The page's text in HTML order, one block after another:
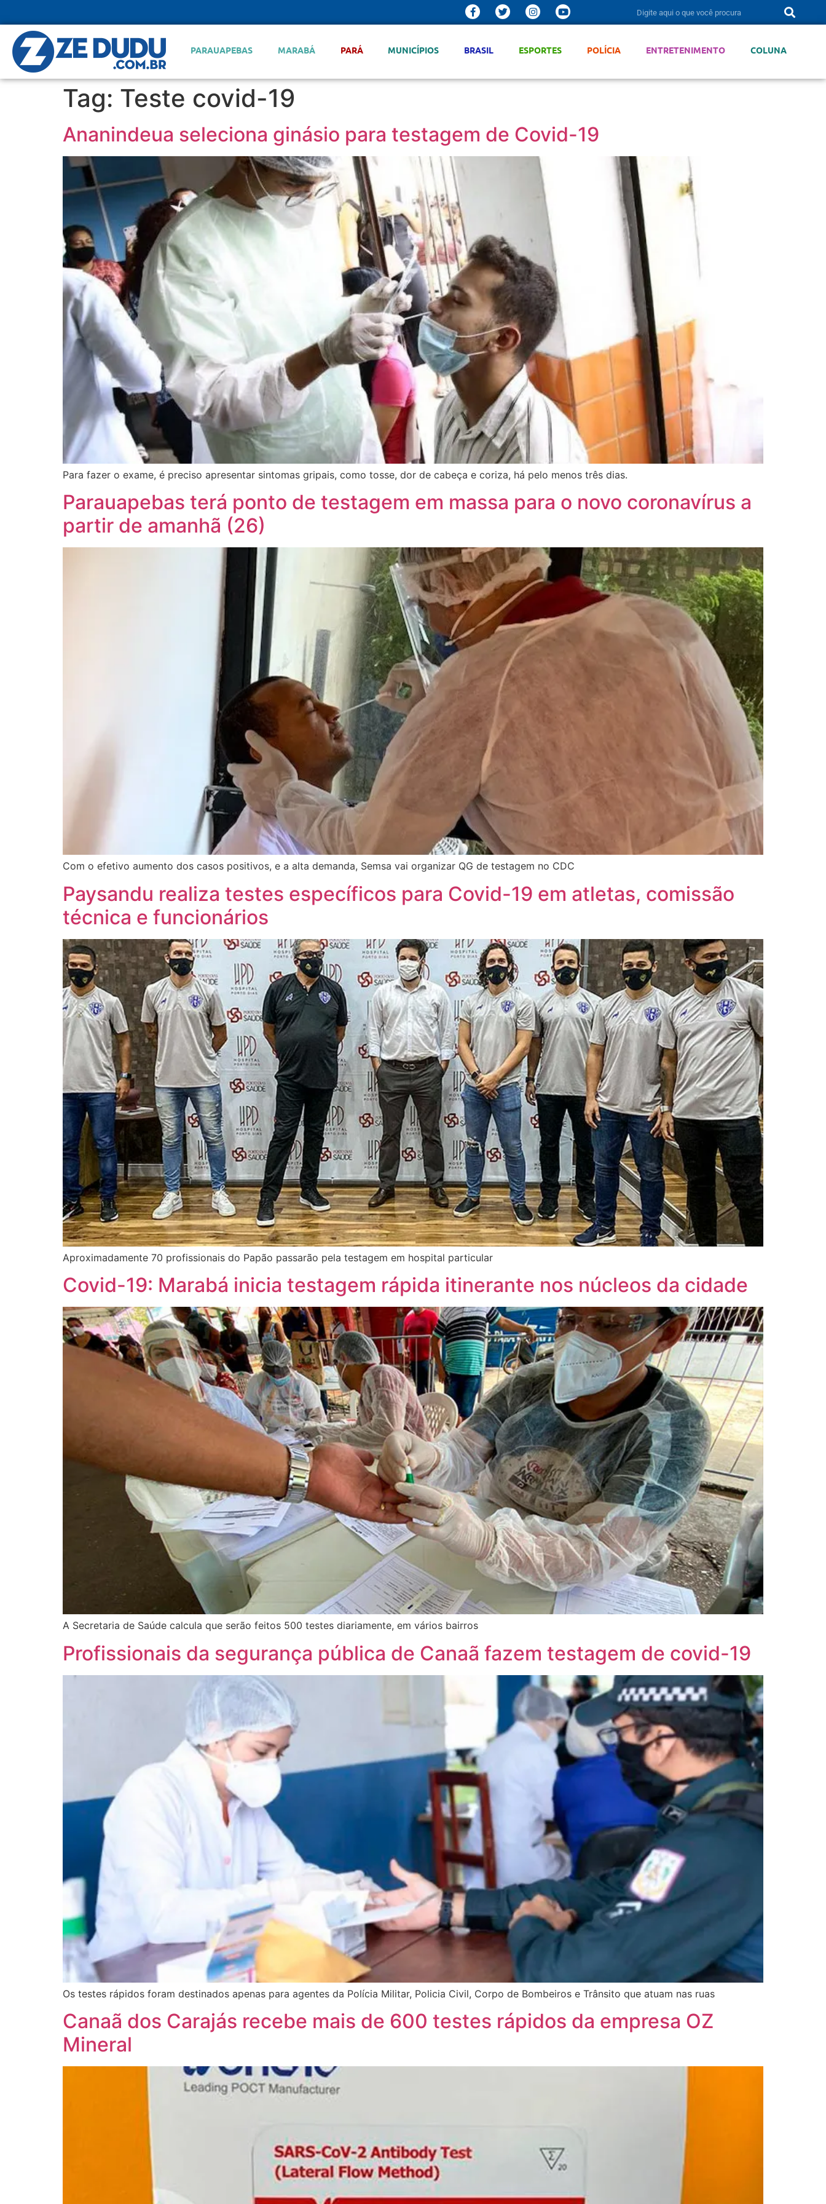
PARAUAPEBAS MARABÁ PARÁ MUNICÍPIOS BRASIL ESPORTES POLÍCIA ENTRETENIMENTO COLUNA
Tag: Teste covid-19
Ananindeua seleciona ginásio para testagem de Covid-19
Para fazer o exame, é preciso apresentar sintomas gripais, como tosse, dor de cabeça e coriza, há pelo menos três dias.
Parauapebas terá ponto de testagem em massa para o novo coronavírus a
partir de amanhã (26)
Com o efetivo aumento dos casos positivos, e a alta demanda, Semsa vai organizar QG de testagem no CDC
Paysandu realiza testes específicos para Covid-19 em atletas, comissão
técnica e funcionários
Aproximadamente 70 profissionais do Papão passarão pela testagem em hospital particular
Covid-19: Marabá inicia testagem rápida itinerante nos núcleos da cidade
A Secretaria de Saúde calcula que serão feitos 500 testes diariamente, em vários bairros
Profissionais da segurança pública de Canaã fazem testagem de covid-19
Os testes rápidos foram destinados apenas para agentes da Polícia Militar, Policia Civil, Corpo de Bombeiros e Trânsito que atuam nas ruas
Canaã dos Carajás recebe mais de 600 testes rápidos da empresa OZ
Mineral